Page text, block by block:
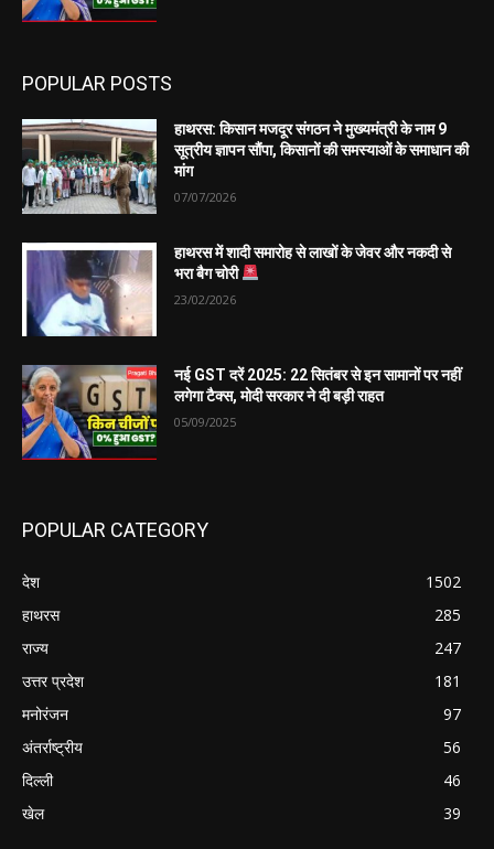
POPULAR POSTS
हाथरस: किसान मजदूर संगठन ने मुख्यमंत्री के नाम 9
सूत्रीय ज्ञापन सौंपा, किसानों की समस्याओं के समाधान की
मांग
07/07/2026
हाथरस में शादी समारोह से लाखों के जेवर और नकदी से
भरा बैग चोरी
23/02/2026
नई GST दरें 2025: 22 सितंबर से इन सामानों पर नहीं
लगेगा टैक्स, मोदी सरकार ने दी बड़ी राहत
05/09/2025
POPULAR CATEGORY
देश
1502
हाथरस
285
राज्य
247
उत्तर प्रदेश
181
मनोरंजन
97
अंतर्राष्ट्रीय
56
दिल्ली
46
खेल
39